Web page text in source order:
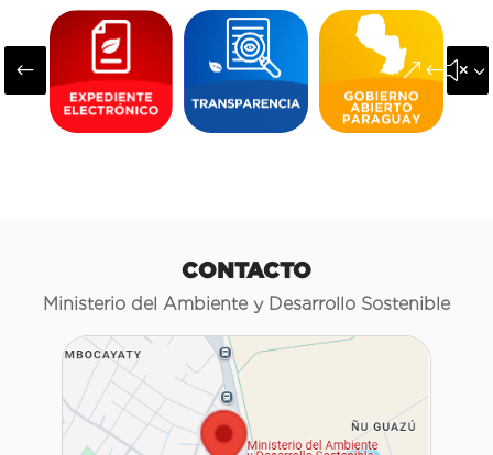
#
CONTACTO
Ministerio del Ambiente y Desarrollo Sostenible